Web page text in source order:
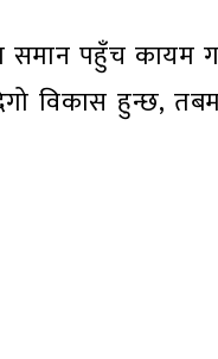
पहुँच कायम
हुन्छ,